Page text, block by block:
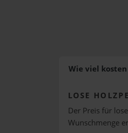
Wie viel
LOSE
Der Preis für
Wunschmenge